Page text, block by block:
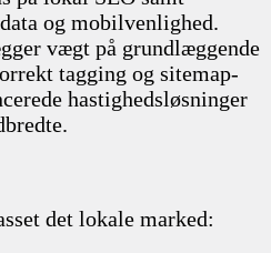
og mobilvenlighed.
vægt på grundlæggende
tagging og sitemap-
hastighedsløsninger
det lokale marked: